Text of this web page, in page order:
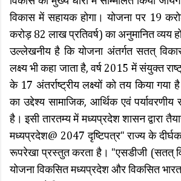
विकास में सहायक होगा। योजना पर 19
करोड़ 82 लाख प्रतिवर्ष) का अनुमानित व्यय
उल्लेखनीय है कि योजना अंतर्गत सतत्
लक्ष्य भी कहा जाता है, वर्ष 2015 में संयुक्त
के 17 अंतर्राष्ट्रीय लक्ष्यों को तय किया गया
का उद्देश्य सामाजिक, आर्थिक एवं
है। इसी तारतम्य में मध्यप्रदेश शासन द्वारा
मध्यप्रदेश@ 2047 दृष्टिपत्र" राज्य के
रूपरेखा प्रस्तुत करता है। "एसडीजी (सतत्
योजना विकसित मध्यप्रदेश और विकसित